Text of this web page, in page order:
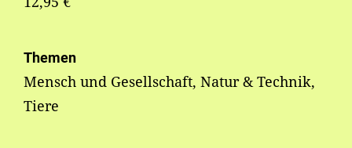
Themen
Mensch und Gesellschaft, Natur & Technik,
Tiere